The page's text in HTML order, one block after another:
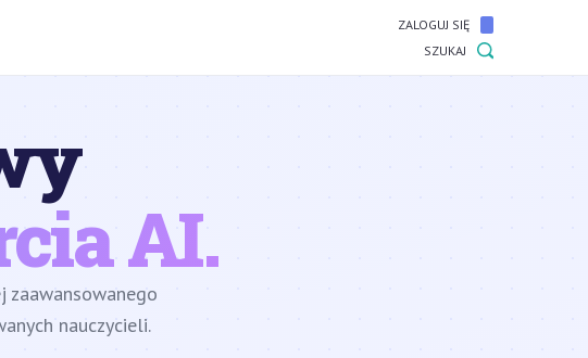
ZALOGUJ SIĘ
SZUKAJ
AI.
zaawansowanego
nauczycieli.